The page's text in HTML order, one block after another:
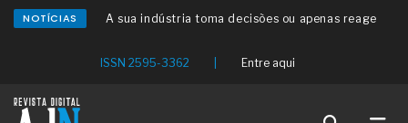
NOTÍCIAS
A sua indústria toma decisões ou apenas reage
Os serviços de reciclagem profunda a frio in situ
tentar criar uma reserva de mercado sobre as
ISSN 2595-3362 Entre aqui